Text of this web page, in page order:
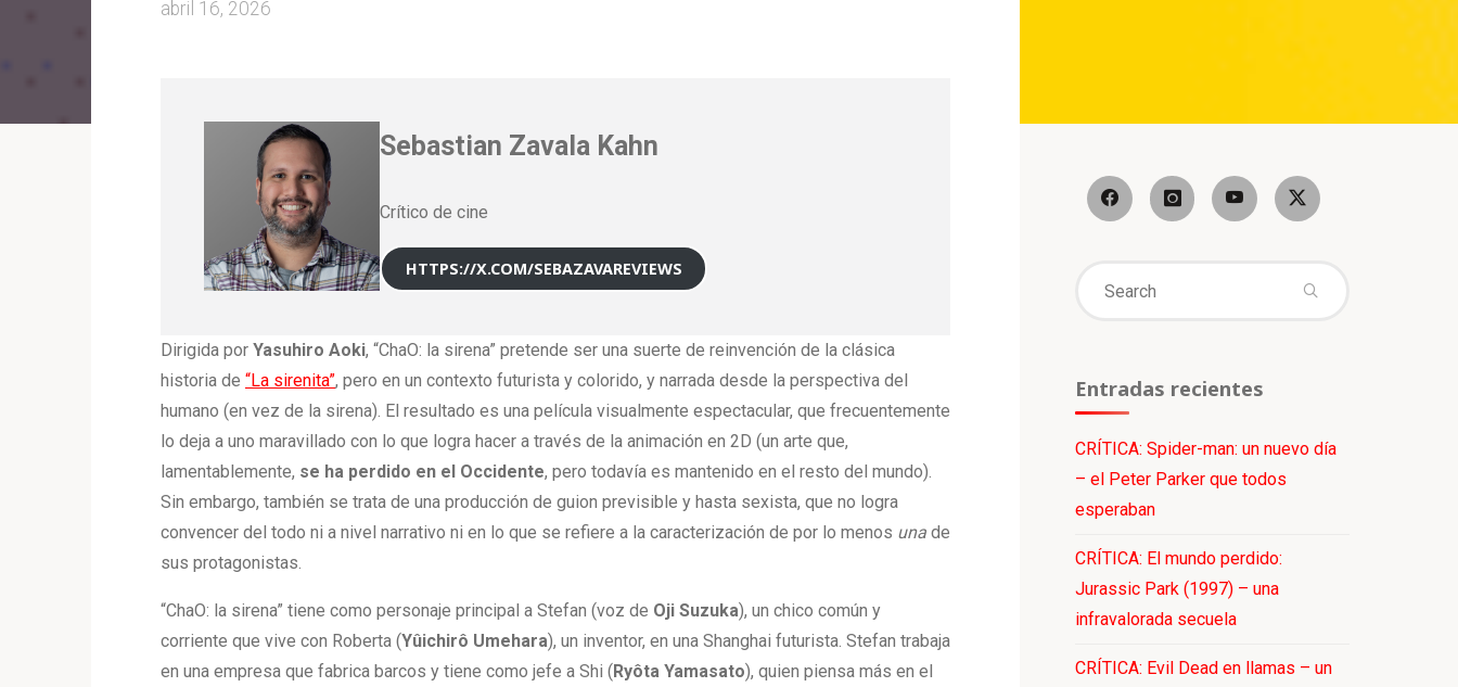
abril 16, 2026
Sebastian Zavala Kahn
Crítico de cine
HTTPS://X.COM/SEBAZAVAREVIEWS
Dirigida por Yasuhiro Aoki, “ChaO: la sirena” pretende ser una suerte de reinvención de la clásica
historia de “La sirenita”, pero en un contexto futurista y colorido, y narrada desde la perspectiva del
humano (en vez de la sirena). El resultado es una película visualmente espectacular, que frecuentemente
lo deja a uno maravillado con lo que logra hacer a través de la animación en 2D (un arte que,
lamentablemente, se ha perdido en el Occidente, pero todavía es mantenido en el resto del mundo).
Sin embargo, también se trata de una producción de guion previsible y hasta sexista, que no logra
convencer del todo ni a nivel narrativo ni en lo que se refiere a la caracterización de por lo menos una de
sus protagonistas.
“ChaO: la sirena” tiene como personaje principal a Stefan (voz de Oji Suzuka), un chico común y
corriente que vive con Roberta (Yûichirô Umehara), un inventor, en una Shanghai futurista. Stefan trabaja
en una empresa que fabrica barcos y tiene como jefe a Shi ( Ryôta Yamasato), quien piensa más en el
Entradas recientes
CRÍTICA: Spider-man: un nuevo día
– el Peter Parker que todos
esperaban
CRÍTICA: El mundo perdido:
Jurassic Park (1997) – una
infravalorada secuela
CRÍTICA: Evil Dead en llamas – un